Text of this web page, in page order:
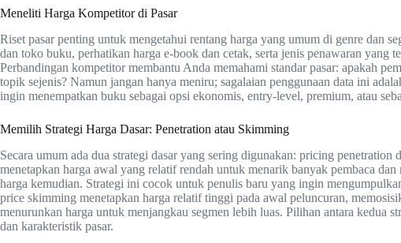
Meneliti Harga Kompetitor di Pasar
Riset pasar penting untuk mengetahui rentang harga yang umum di genre dan
dan toko buku, perhatikan harga e-book dan cetak, serta jenis penawaran yang
Perbandingan kompetitor membantu Anda memahami standar pasar: apakah
topik sejenis? Namun jangan hanya meniru; sagalaian penggunaan data ini
ingin menempatkan buku sebagai opsi ekonomis, entry-level, premium, atau
Memilih Strategi Harga Dasar: Penetration atau Skimming
Secara umum ada dua strategi dasar yang sering digunakan: pricing
menetapkan harga awal yang relatif rendah untuk menarik banyak pembaca
harga kemudian. Strategi ini cocok untuk penulis baru yang ingin
price skimming menetapkan harga relatif tinggi pada awal peluncuran,
menurunkan harga untuk menjangkau segmen lebih luas. Pilihan antara kedua
dan karakteristik pasar.